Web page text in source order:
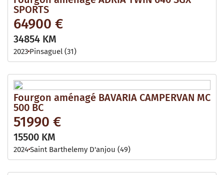
SPORTS
64900 €
34854 KM
2023 Pinsaguel (31)
Fourgon aménagé BAVARIA CAMPERVAN MC
500 BC
51990 €
15500 KM
2024Saint Barthelemy D'anjou (49)